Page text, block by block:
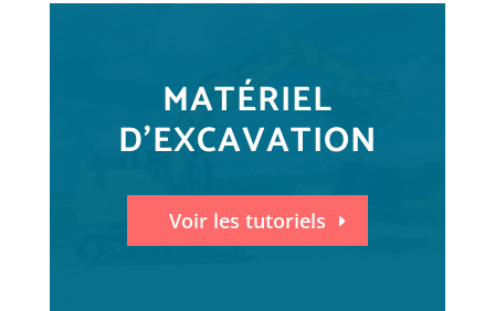
MATÉRIEL
D'EXCAVATION
Voir les tutoriels